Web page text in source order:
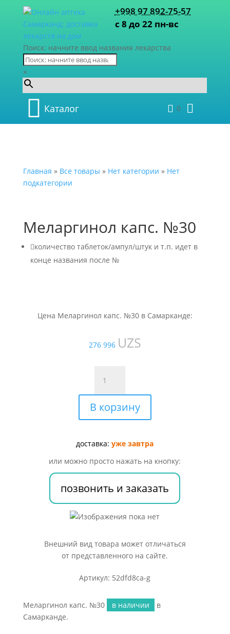
+998 97 892-75-57
с 8 до 22 пн-вс
Поиск: начните ввод названия лекарства
×
Каталог 0
Главная » Все товары » Нет категории » Нет
подкатегории
Меларгинол капс. №30
количество таблеток/ампул/штук и т.п. идет в
конце названия после №
Цена Меларгинол капс. №30 в Самарканде:
276 996 UZS
товара
Меларгинол
капс.
№30
В корзину
доставка:уже завтра
или можно просто нажать на кнопку:
позвонить и заказать
Внешний вид товара может отличаться
от представленного на сайте.
Артикул: 52dfd8ca-g
Меларгинол капс. №30 в наличии
в
Самарканде.